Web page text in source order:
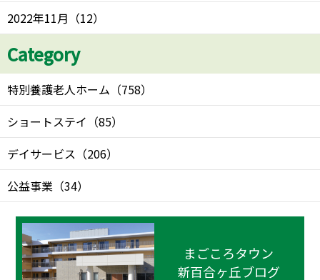
2022年11月 （12）
Category
特別養護老人ホーム （758）
ショートステイ （85）
デイサービス （206）
公益事業 （34）
まごころタウン
新百合ヶ丘ブログ